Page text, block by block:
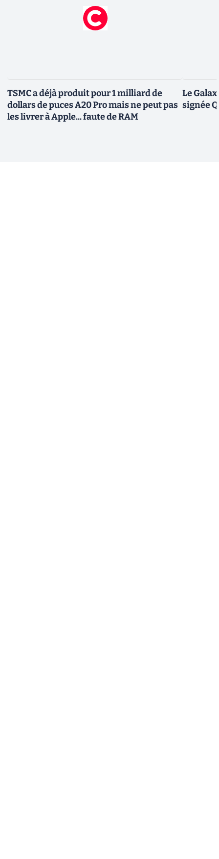
TSMC a déjà produit pour 1 milliard de
dollars de puces A20 Pro mais ne peut pas
les livrer à Apple... faute de RAM
Le
signée